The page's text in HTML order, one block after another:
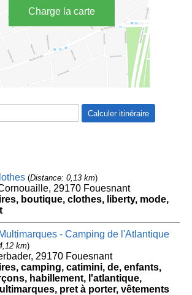
Charge la carte
(Distance: 0,13 km)
29170 Fouesnant
boutique, clothes, liberty, mode,
- Camping de l'Atlantique
km)
29170 Fouesnant
camping, catimini, de, enfants,
habillement, l'atlantique,
pret à porter, vêtements